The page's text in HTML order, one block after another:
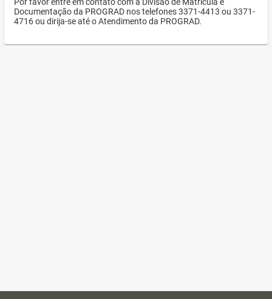
Documentação da PROGRAD nos telefones 3371-4413 ou 3371-
4716 ou dirija-se até o Atendimento da PROGRAD.